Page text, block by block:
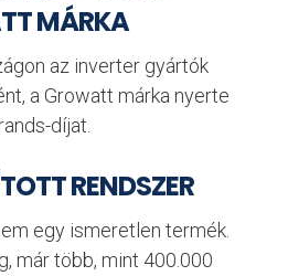
MÁRKA
az inverter gyártók
a Growatt márka nyerte
díjat.
RENDSZER
egy ismeretlen termék.
már több, mint 400.000